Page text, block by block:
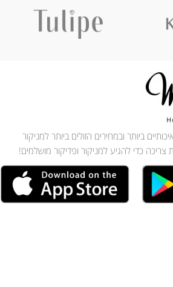
ביותר ובמחירים הזולים ביותר למניקור
כדי להגיע למניקור ופדיקור מושלמים!